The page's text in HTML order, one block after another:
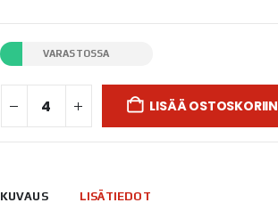
VARASTOSSA
LISÄÄ OSTOSKORIIN
KUVAUS LISÄTIEDOT